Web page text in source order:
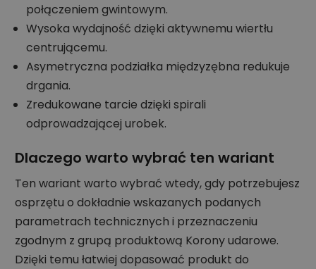
połączeniem gwintowym.
Wysoka wydajność dzięki aktywnemu wiertłu
centrującemu.
Asymetryczna podziałka międzyzębna redukuje
drgania.
Zredukowane tarcie dzięki spirali
odprowadzającej urobek.
Dlaczego warto wybrać ten wariant
Ten wariant warto wybrać wtedy, gdy potrzebujesz
osprzętu o dokładnie wskazanych podanych
parametrach technicznych i przeznaczeniu
zgodnym z grupą produktową Korony udarowe.
Dzięki temu łatwiej dopasować produkt do